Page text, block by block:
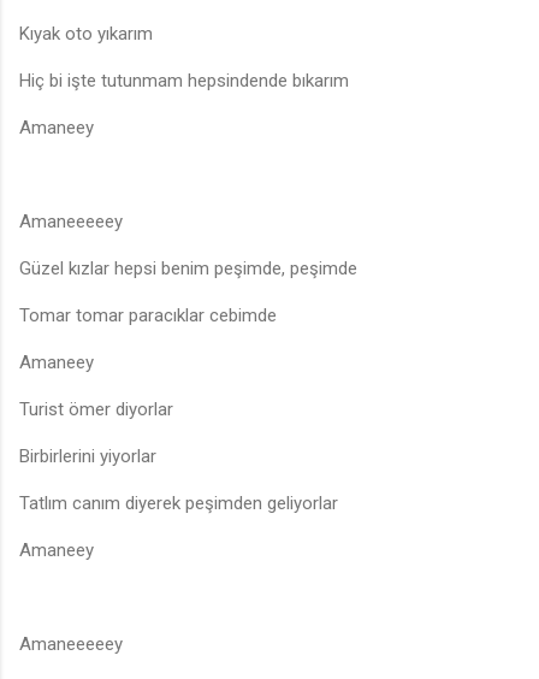
Kıyak oto yıkarım
Hiç bi işte tutunmam hepsindende bıkarım
Amaneey
Amaneeeeey
Güzel kızlar hepsi benim peşimde, peşimde
Tomar tomar paracıklar cebimde
Amaneey
Turist ömer diyorlar
Birbirlerini yiyorlar
Tatlım canım diyerek peşimden geliyorlar
Amaneey
Amaneeeeey